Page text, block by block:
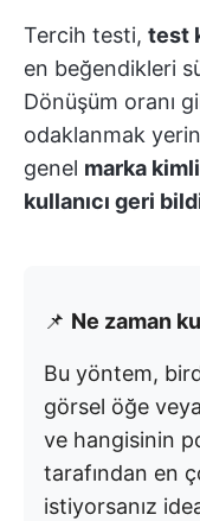
Tercih testi, test
en beğendikleri
Dönüşüm oranı
odaklanmak
genel marka
kullanıcı geri
📌 Ne zaman
Bu yöntem,
görsel öğe veya
ve hangisinin
tarafından en
istiyorsanız